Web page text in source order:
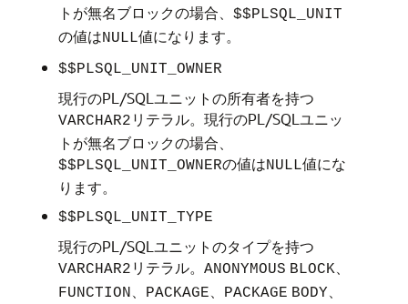
トが無名ブロックの場合、 $$PLSQL_UNIT
の値はNULL値になります。
$$PLSQL_UNIT_OWNER
現行のPL/SQLユニットの所有者を持つ
VARCHAR2 リテラル。現行のPL/SQLユニッ
トが無名ブロックの場合、
$$PLSQL_UNIT_OWNERの値はNULL値にな
ります。
$$PLSQL_UNIT_TYPE
現行のPL/SQLユニットのタイプを持つ
VARCHAR2 リテラル。 ANONYMOUS BLOCK
FUNCTION PACKAGE PACKAGE BODY